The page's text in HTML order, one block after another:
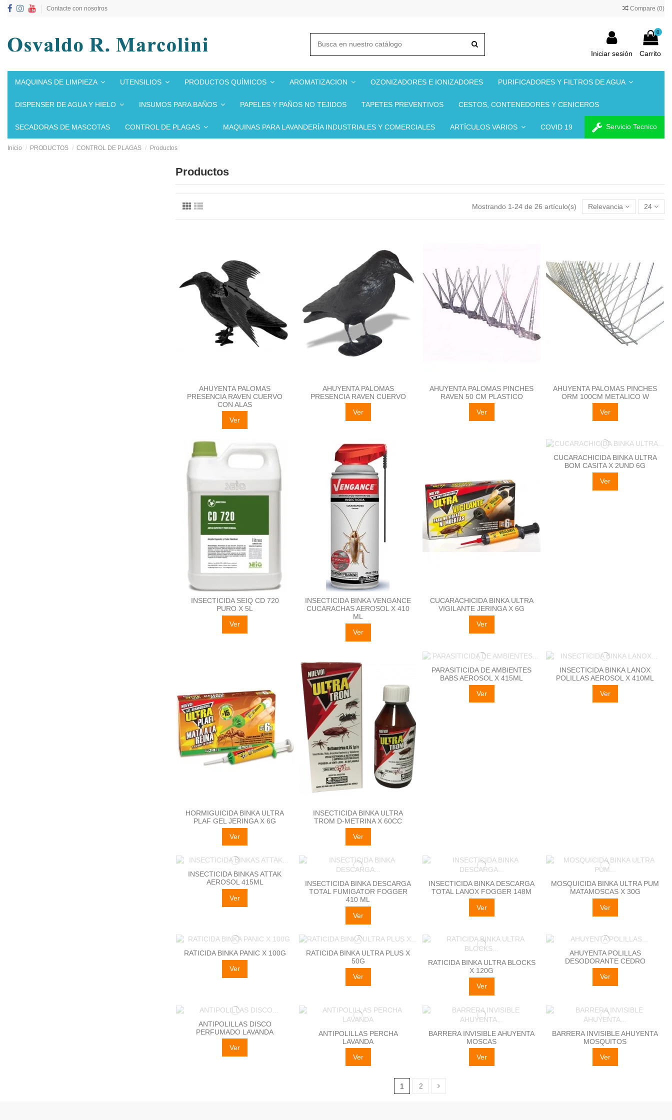
Contacte con nosotros Compare (0)
Iniciar sesión
0
Carrito
MAQUINAS DE LIMPIEZA UTENSILIOS PRODUCTOS QUÍMICOS AROMATIZACION OZONIZADORES E IONIZADORES PURIFICADORES Y FILTROS DE AGUA
DISPENSER DE AGUA Y HIELO INSUMOS PARA BAÑOS PAPELES Y PAÑOS NO TEJIDOS TAPETES PREVENTIVOS CESTOS, CONTENEDORES Y CENICEROS
SECADORAS DE MASCOTAS CONTROL DE PLAGAS MAQUINAS PARA LAVANDERÍA INDUSTRIALES Y COMERCIALES ARTÍCULOS VARIOS Servicio Tecnico
COVID 19
Inicio PRODUCTOS CONTROL DE PLAGAS Productos
Productos
Mostrando 1-24 de 26 artículo(s) Relevancia 24
AHUYENTA PALOMAS
PRESENCIA RAVEN CUERVO
CON ALAS
Ver
AHUYENTA PALOMAS
PRESENCIA RAVEN CUERVO
Ver
AHUYENTA PALOMAS PINCHES
RAVEN 50 CM PLASTICO
Ver
AHUYENTA PALOMAS PINCHES
ORM 100CM METALICO W
Ver
INSECTICIDA SEIQ CD 720
PURO X 5L
Ver
INSECTICIDA BINKA VENGANCE
CUCARACHAS AEROSOL X 410
ML
Ver
CUCARACHICIDA BINKA ULTRA
VIGILANTE JERINGA X 6G
Ver
CUCARACHICIDA BINKA ULTRA
BOM CASITA X 2UND 6G
Ver
HORMIGUICIDA BINKA ULTRA
PLAF GEL JERINGA X 6G
Ver
INSECTICIDA BINKA ULTRA
TROM D-METRINA X 60CC
Ver
PARASITICIDA DE AMBIENTES
BABS AEROSOL X 415ML
Ver
INSECTICIDA BINKA LANOX
POLILLAS AEROSOL X 410ML
Ver
INSECTICIDA BINKAS ATTAK
AEROSOL 415ML
Ver
INSECTICIDA BINKA DESCARGA
TOTAL FUMIGATOR FOGGER
410 ML
Ver
INSECTICIDA BINKA DESCARGA
TOTAL LANOX FOGGER 148M
Ver
MOSQUICIDA BINKA ULTRA PUM
MATAMOSCAS X 30G
Ver
RATICIDA BINKA PANIC X 100G
Ver
RATICIDA BINKA ULTRA PLUS X
50G
Ver
RATICIDA BINKA ULTRA BLOCKS
X 120G
Ver
AHUYENTA POLILLAS
DESODORANTE CEDRO
Ver
ANTIPOLILLAS DISCO
PERFUMADO LAVANDA
Ver
ANTIPOLILLAS PERCHA
LAVANDA
Ver
BARRERA INVISIBLE AHUYENTA
MOSCAS
Ver
BARRERA INVISIBLE AHUYENTA
MOSQUITOS
Ver
1 2